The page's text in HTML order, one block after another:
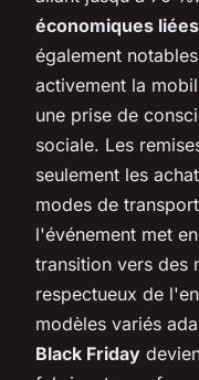
économiques
également
activement la
une prise de
sociale. Les
seulement les
modes de
l'événement met
transition vers des
respectueux de
modèles variés
Black Friday